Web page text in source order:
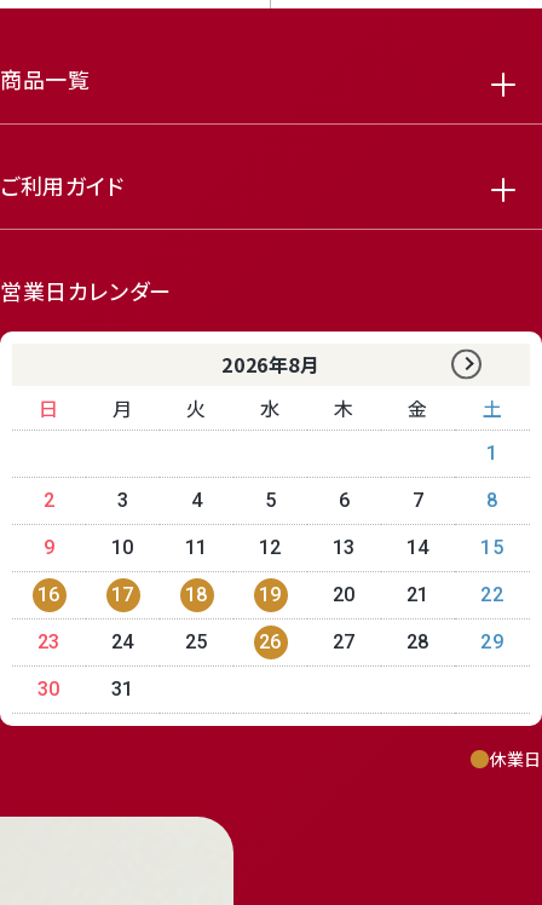
featured_seasonal_and_gifts
商品一覧
ご利用ガイド
営業日カレンダー
2026年8月
日
月 火 水 木 金 土
1
2 3 4 5 6 7 8
9 10 11 12 13 14 15
16 17 18 19 20 21 22
23 24 25 26 27 28 29
30 31
休業日